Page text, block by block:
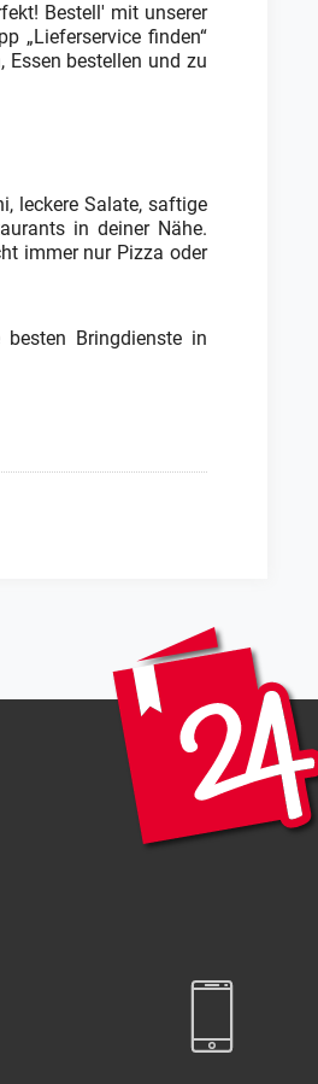
Bestell' mit unserer
„Lieferservice finden“
Essen bestellen und zu
leckere Salate, saftige
in deiner Nähe.
immer nur Pizza oder
Bringdienste in